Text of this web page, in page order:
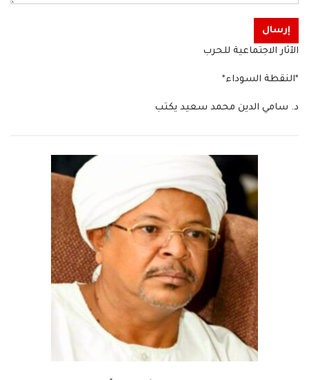
إرسال
الآثار الاجتماعية للحرب
*النقطة السوداء*
د. سامي الدين محمد سعيد يكتب